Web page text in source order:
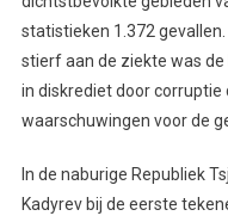
statistieken 1.372
stierf aan de ziekte was
in diskrediet door
waarschuwingen voor de
In de naburige Republiek
Kadyrev bij de eerste